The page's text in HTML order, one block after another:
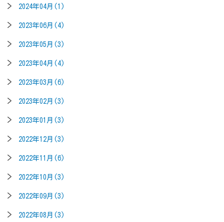
2024年04月(1)
2023年06月(4)
2023年05月(3)
2023年04月(4)
2023年03月(6)
2023年02月(3)
2023年01月(3)
2022年12月(3)
2022年11月(6)
2022年10月(3)
2022年09月(3)
2022年08月(3)